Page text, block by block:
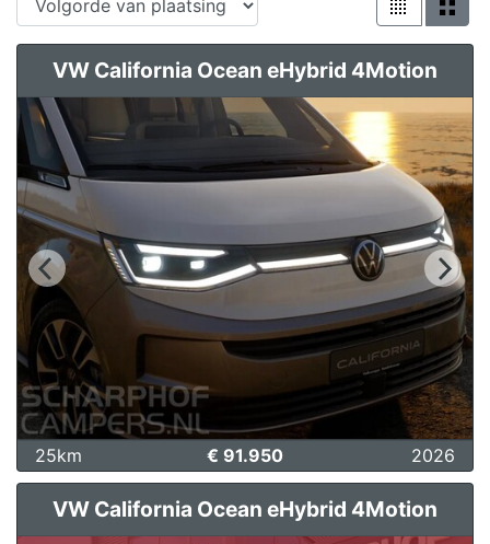
VW California Ocean eHybrid 4Motion
25km € 91.950 2026
VW California Ocean eHybrid 4Motion